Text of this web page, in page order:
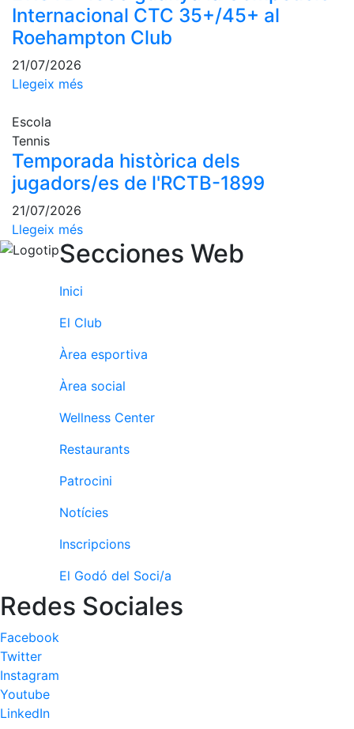
Pàdel
Escola de
Pàdel
Campionat
Social Pàdel
Quadre
d'Honor
Històric
del
Campionat
Social
Àrea social
Activitats
Socials
Sortides
Talks
Calendari
Socials
Jocs de taula
Club
Wellness
Center
Internacional CTC 35+/45+ al
Roehampton Club
21/07/2026
Llegeix més
Escola
Tennis
Temporada històrica dels
jugadors/es de l'RCTB-1899
21/07/2026
Llegeix més
Secciones Web
Inici
El Club
Àrea esportiva
Àrea social
Wellness Center
Restaurants
Patrocini
Notícies
Inscripcions
El Godó del Soci/a
Redes Sociales
Facebook
Twitter
Instagram
Youtube
LinkedIn